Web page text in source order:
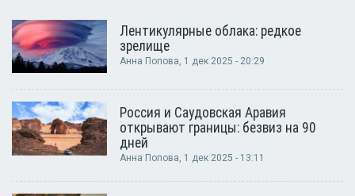
Лентикулярные облака: редкое
зрелище
Анна Попова, 1 дек 2025 - 20:29
Россия и Саудовская Аравия
открывают границы: безвиз на 90
дней
Анна Попова, 1 дек 2025 - 13:11